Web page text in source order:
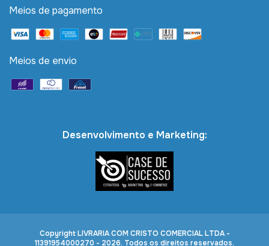
Meios de pagamento
Meios de envio
Desenvolvimento e Marketing:
Copyright LIVRARIA COM CRISTO COMERCIAL LTDA -
11391954000270 - 2026. Todos os direitos reservados.